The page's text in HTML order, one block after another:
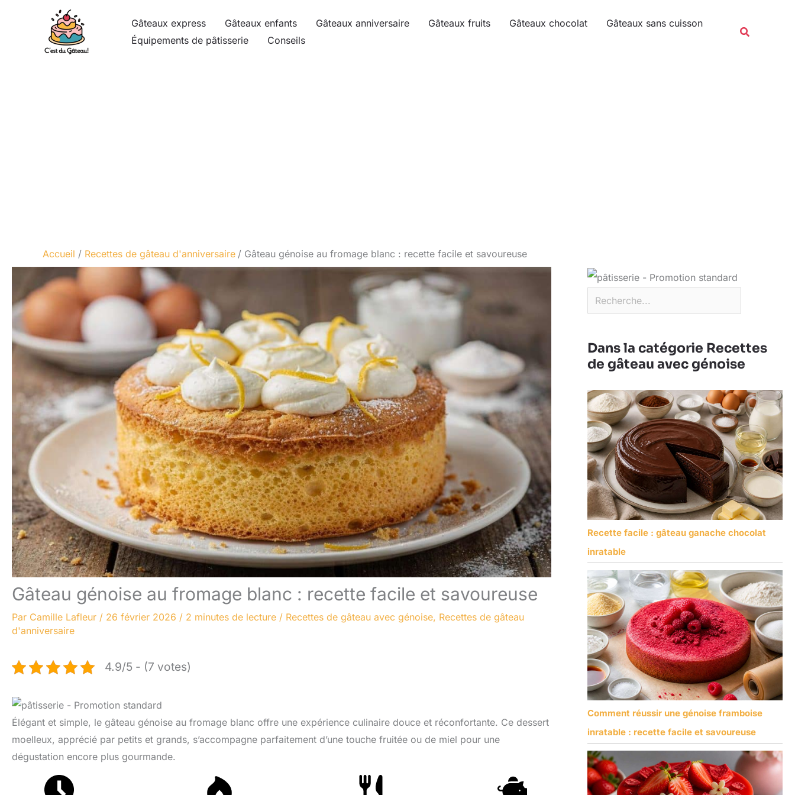
Gâteaux express Gâteaux enfants Gâteaux anniversaire Gâteaux fruits Gâteaux chocolat
Gâteaux sans cuisson
Équipements de pâtisserie
Conseils
Accueil Recettes de gâteau d'anniversaire Gâteau génoise au fromage blanc : recette facile et savoureuse
Gâteau génoise au fromage blanc : recette facile et savoureuse
Par Camille Lafleur / 26 février 2026 / 2 minutes de lecture / Recettes de gâteau avec génoise, Recettes de gâteau
d'anniversaire
4.9/5 - (7 votes)
Élégant et simple, le gâteau génoise au fromage blanc offre une expérience culinaire douce et réconfortante. Ce dessert
moelleux, apprécié par petits et grands, s’accompagne parfaitement d’une touche fruitée ou de miel pour une
dégustation encore plus gourmande.
Dans la catégorie Recettes
de gâteau avec génoise
Recette facile : gâteau ganache chocolat
inratable
Comment réussir une génoise framboise
inratable : recette facile et savoureuse